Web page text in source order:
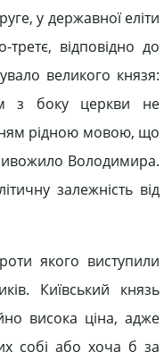
у державної еліти
відповідно до
великого князя:
з боку церкви не
рідною мовою, що
Володимира.
залежність від
якого виступили
Київський князь
висока ціна, адже
собі або хоча б за